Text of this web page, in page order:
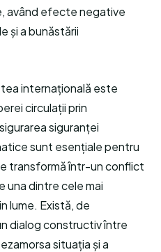
având efecte negative
și a bunăstării
internațională este
circulații prin
siguranței
sunt esențiale pentru
transformă într-un conflict
una dintre cele mai
lume. Există, de
dialog constructiv între
situația și a